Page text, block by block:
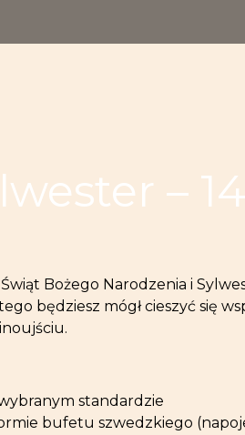
–
Bożego Narodzenia i
będziesz mógł cieszyć się
standardzie
bufetu szwedzkiego